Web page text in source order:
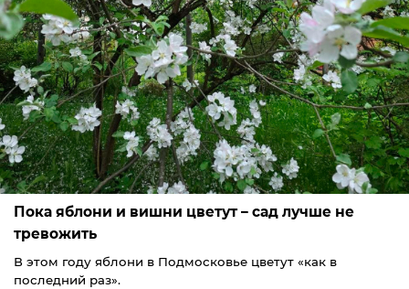
Пока яблони и вишни цветут – сад лучше не
тревожить
В этом году яблони в Подмосковье цветут «как в
последний раз».